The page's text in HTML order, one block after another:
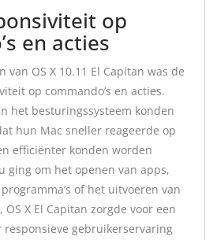
op
en acties
van OS X 10.11 El Capitan was de
op commando’s en acties.
het besturingssysteem konden
hun Mac sneller reageerde op
efficiënter konden worden
ging om het openen van apps,
of het uitvoeren van
X El Capitan zorgde voor een
gebruikerservaring